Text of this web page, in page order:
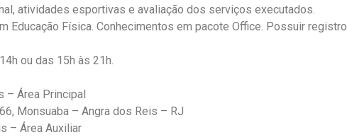
atividades esportivas e avaliação dos serviços executados.
Educação Física. Conhecimentos em pacote Office. Possuir registro
ou das 15h às 21h.
– Área Principal
Monsuaba – Angra dos Reis – RJ
– Área Auxiliar